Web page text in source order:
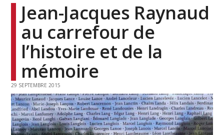
Jean-Jacques Raynaud
au carrefour de
l’histoire et de la
mémoire
29 SEPTEMBRE 2015